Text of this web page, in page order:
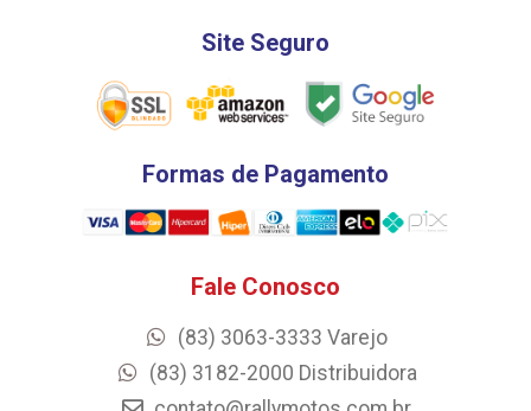
Site Seguro
Formas de Pagamento
Fale Conosco
(83) 3063-3333 Varejo
(83) 3182-2000 Distribuidora